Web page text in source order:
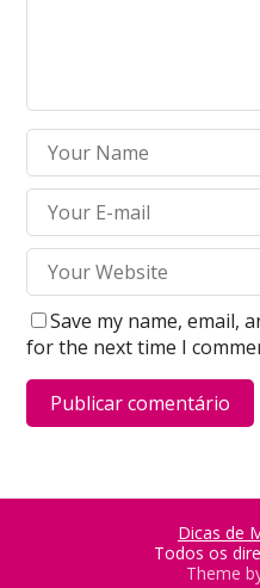
Save my name, email,
for the next time I
Dicas de
Todos os
Theme